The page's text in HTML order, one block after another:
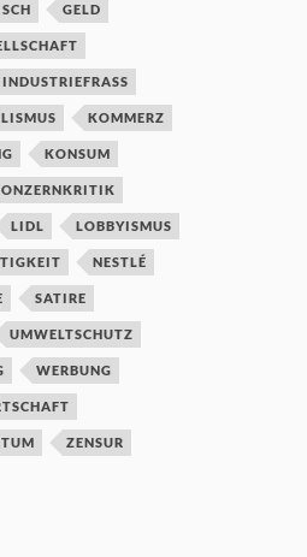
GELD
INDUSTRIEFRASS
KOMMERZ
KONSUM
LIDL LOBBYISMUS
NESTLÉ
SATIRE
UMWELTSCHUTZ
WERBUNG
ZENSUR